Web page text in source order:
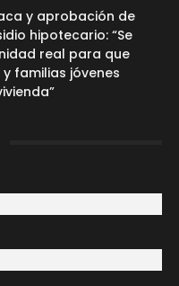
y aprobación de
hipotecario: “Se
real para que
familias jóvenes